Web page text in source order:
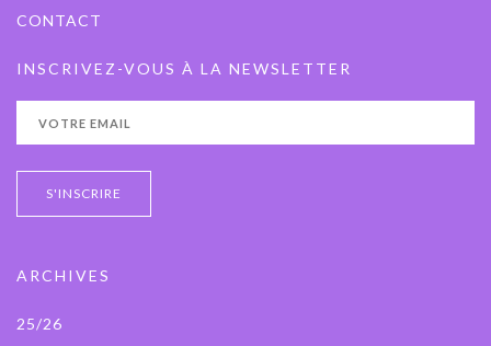
CONTACT
INSCRIVEZ-VOUS À LA NEWSLETTER
ARCHIVES
25/26